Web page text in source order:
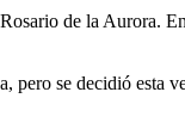
de la Aurora.
pero se decidió esta